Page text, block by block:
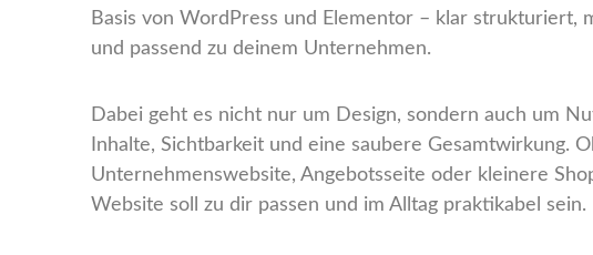
Basis von WordPress und Elementor – klar strukturiert,
und passend zu deinem Unternehmen.
Dabei geht es nicht nur um Design, sondern auch um
Inhalte, Sichtbarkeit und eine saubere Gesamtwirkung.
Unternehmenswebsite, Angebotsseite oder kleinere
Website soll zu dir passen und im Alltag praktikabel sein.